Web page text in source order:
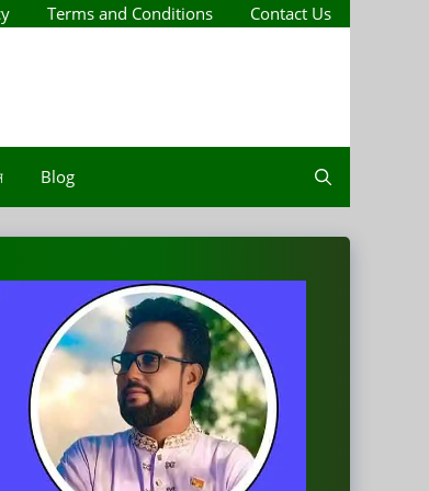
Terms and Conditions Contact Us
Blog